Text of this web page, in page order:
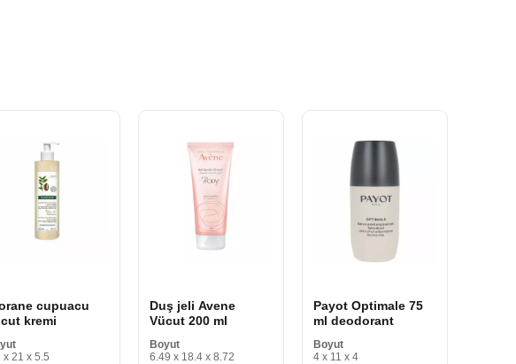
cupuacu
kremi
x 21 x 5.5
Duş jeli Avene
Vücut 200 ml
Boyut
6.49 x 18.4 x 8.72
Payot Optimale 75
ml deodorant
Boyut
4 x 11 x 4